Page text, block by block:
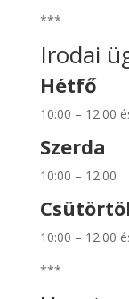
***
Irodai
Hétfő
10:00 – 12:00
Szerda
10:00 – 12:00
10:00 – 12:00
***